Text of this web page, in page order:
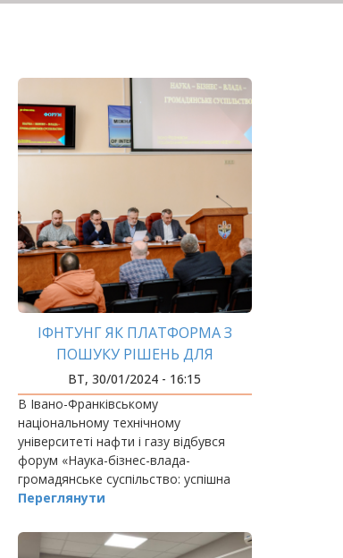
ІФНТУНГ ЯК ПЛАТФОРМА З
ПОШУКУ РІШЕНЬ ДЛЯ
ЕФЕКТИВНОГО РОЗВИТКУ
ГРОМАД, БІЗНЕСУ ТА
САМОВРЯДУВАННЯ
ВТ, 30/01/2024 - 16:15
В Івано-Франківському
національному технічному
університеті нафти і газу відбувся
форум «Наука-бізнес-влада-
громадянське суспільство: успішна
взаємодія».
Переглянути